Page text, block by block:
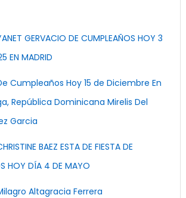
GERVACIO DE CUMPLEAÑOS HOY 3
EN MADRID
Cumpleaños Hoy 15 de Diciembre En
República Dominicana Mirelis Del
Garcia
BAEZ ESTA DE FIESTA DE
HOY DÍA 4 DE MAYO
Altagracia Ferrera